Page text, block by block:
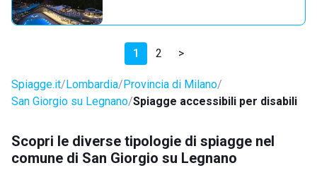
1 2 >
Spiagge.it Lombardia Provincia di Milano
San Giorgio su Legnano Spiagge accessibili per disabili
Scopri le diverse tipologie di spiagge nel
comune di San Giorgio su Legnano